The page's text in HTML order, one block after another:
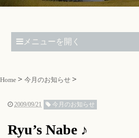
メニューを開く
Home 今月のお知らせ
2009/09/21 今月のお知らせ
Ryu’s Nabe ♪